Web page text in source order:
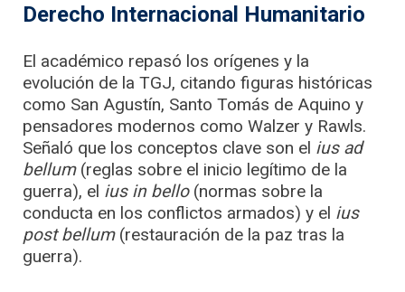
Derecho Internacional Humanitario
El académico repasó los orígenes y la
evolución de la TGJ, citando figuras históricas
como San Agustín, Santo Tomás de Aquino y
pensadores modernos como Walzer y Rawls.
Señaló que los conceptos clave son el ius ad
bellum(reglas sobre el inicio legítimo de la
guerra), el ius in bello(normas sobre la
conducta en los conflictos armados) y el ius
post bellum(restauración de la paz tras la
guerra).